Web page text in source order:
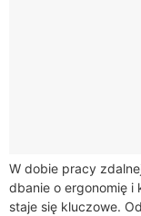
W dobie pracy
dbanie o ergonomię i
staje się kluczowe.